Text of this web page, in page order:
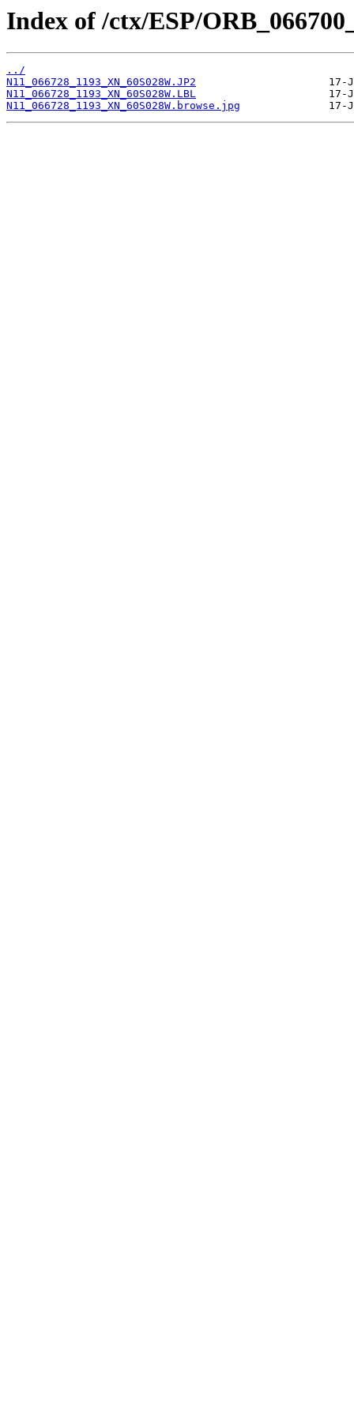
Index of /ctx/ESP/
../
N11_066728_1193_XN_60S028W.JP2
N11_066728_1193_XN_60S028W.LBL
N11_066728_1193_XN_60S028W.browse.jpg